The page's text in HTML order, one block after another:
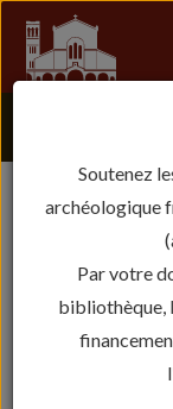
Soutenez
archéologique
Par votre
bibliothèque,